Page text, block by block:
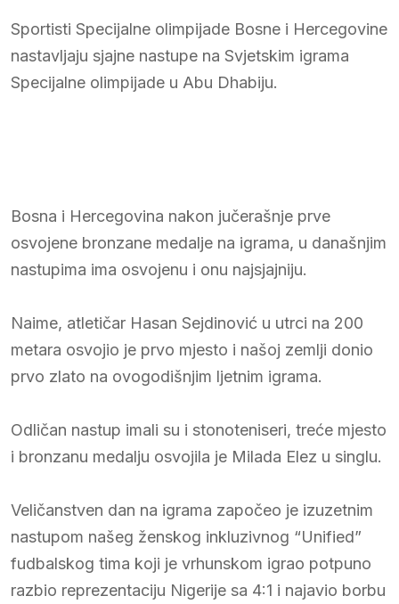
Sportisti Specijalne olimpijade Bosne i Hercegovine
nastavljaju sjajne nastupe na Svjetskim igrama
Specijalne olimpijade u Abu Dhabiju.
Bosna i Hercegovina nakon jučerašnje prve
osvojene bronzane medalje na igrama, u današnjim
nastupima ima osvojenu i onu najsjajniju.
Naime, atletičar Hasan Sejdinović u utrci na 200
metara osvojio je prvo mjesto i našoj zemlji donio
prvo zlato na ovogodišnjim ljetnim igrama.
Odličan nastup imali su i stonoteniseri, treće mjesto
i bronzanu medalju osvojila je Milada Elez u singlu.
Veličanstven dan na igrama započeo je izuzetnim
nastupom našeg ženskog inkluzivnog “Unified”
fudbalskog tima koji je vrhunskom igrao potpuno
razbio reprezentaciju Nigerije sa 4:1 i najavio borbu